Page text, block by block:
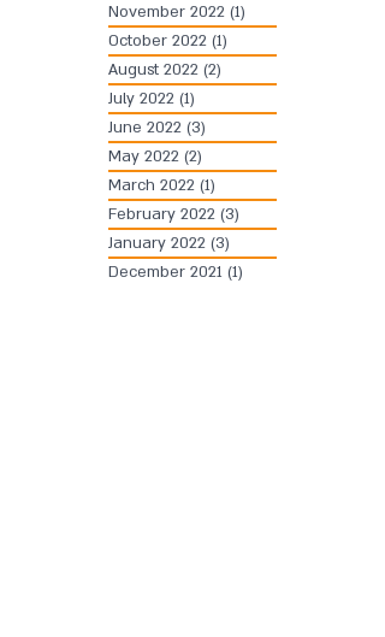
November 2022 (1)
October 2022 (1)
August 2022 (2)
July 2022 (1)
June 2022 (3)
May 2022 (2)
March 2022 (1)
February 2022 (3)
January 2022 (3)
December 2021 (1)